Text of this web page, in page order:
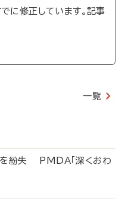
に修正しています。記事
一覧
紛失 PMDA「深くおわ